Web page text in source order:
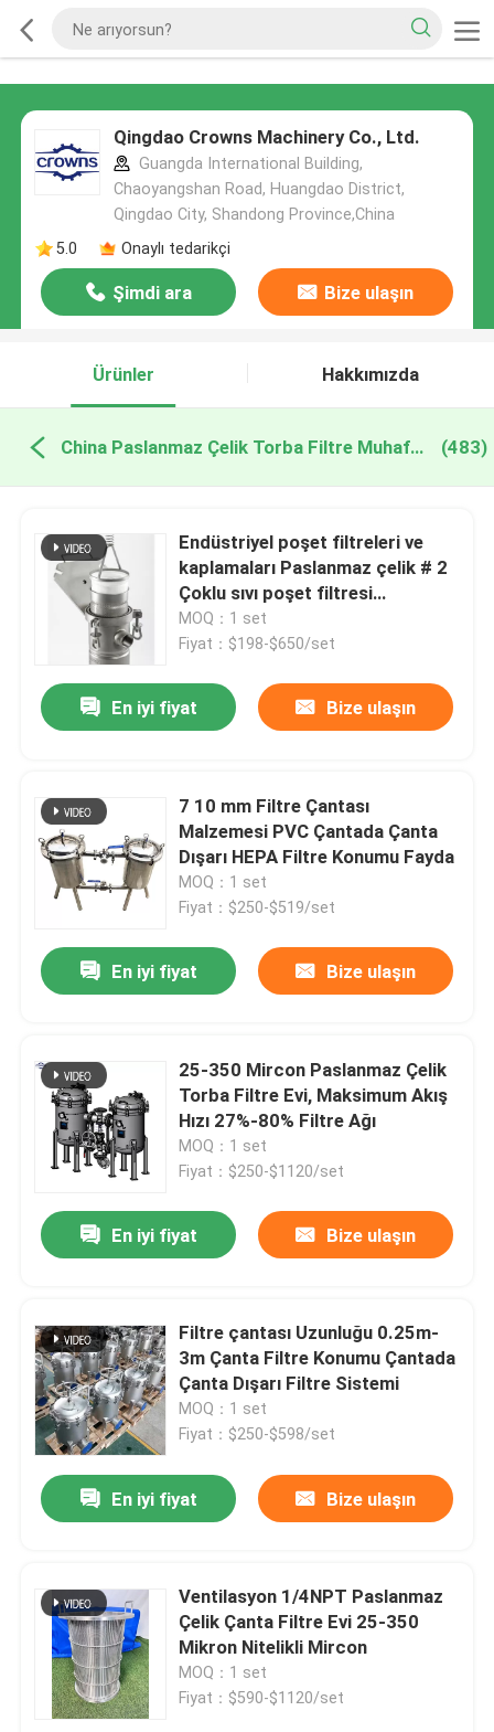
Qingdao Crowns Machinery Co., Ltd.
Guangda International Building,
Chaoyangshan Road, Huangdao District,
Qingdao City, Shandong Province,China
5.0
Onaylı tedarikçi
Şimdi ara Bize ulaşın
Ürünler Hakkımızda
China Paslanmaz Çelik Torba Filtre Muhafazası (483)
Endüstriyel poşet filtreleri ve
kaplamaları Paslanmaz çelik # 2
Çoklu sıvı poşet filtresi
kaplamaları
MOQ：1 set
Fiyat：$198-$650/set
En iyi fiyat Bize ulaşın
7 10 mm Filtre Çantası
Malzemesi PVC Çantada Çanta
Dışarı HEPA Filtre Konumu Fayda
MOQ：1 set
Fiyat：$250-$519/set
En iyi fiyat Bize ulaşın
25-350 Mircon Paslanmaz Çelik
Torba Filtre Evi, Maksimum Akış
Hızı 27%-80% Filtre Ağı
MOQ：1 set
Fiyat：$250-$1120/set
En iyi fiyat Bize ulaşın
Filtre çantası Uzunluğu 0.25m-
3m Çanta Filtre Konumu Çantada
Çanta Dışarı Filtre Sistemi
MOQ：1 set
Fiyat：$250-$598/set
En iyi fiyat Bize ulaşın
Ventilasyon 1/4NPT Paslanmaz
Çelik Çanta Filtre Evi 25-350
Mikron Nitelikli Mircon
MOQ：1 set
Fiyat：$590-$1120/set